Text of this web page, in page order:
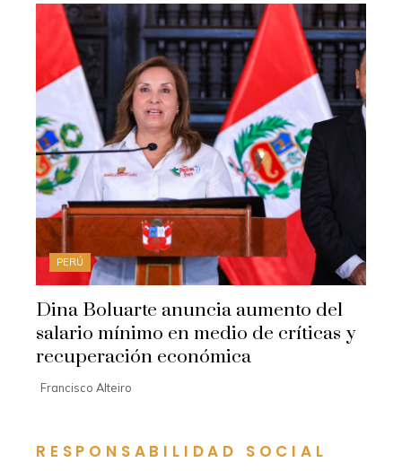
PERÚ
Dina Boluarte anuncia aumento del
salario mínimo en medio de críticas y
recuperación económica
Francisco Alteiro
RESPONSABILIDAD SOCIAL